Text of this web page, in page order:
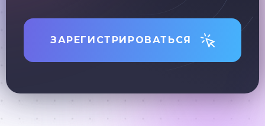
ЗАРЕГИСТРИРОВАТЬСЯ